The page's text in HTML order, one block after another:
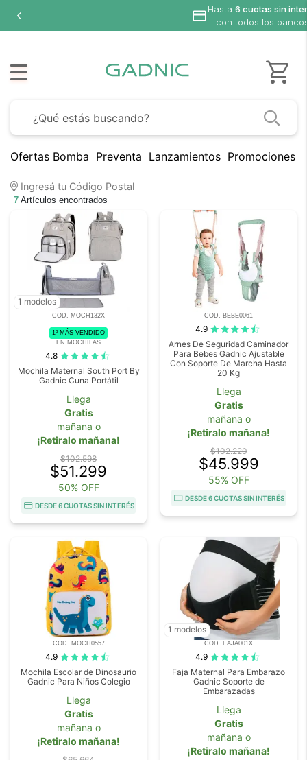
Hasta 6 cuotas sin
con todos los
Ofertas Bomba Preventa Lanzamientos Promociones
Ingresá tu Código Postal
7 Artículos encontrados
1 modelos
COD. MOCH132X
1º MÁS VENDIDO
EN MOCHILAS
4.8
Mochila Maternal South Port By
Gadnic Cuna Portátil
Llega
Gratis
mañana o
¡Retiralo mañana!
$102.598
$51.299
50% OFF
DESDE 6 CUOTAS SIN INTERÉS
COD. BEBE0061
4.9
Arnes De Seguridad Caminador
Para Bebes Gadnic Ajustable
Con Soporte De Marcha Hasta
20 Kg
Llega
Gratis
mañana o
¡Retiralo mañana!
$102.220
$45.999
55% OFF
DESDE 6 CUOTAS SIN INTERÉS
COD. MOCH0557
4.9
Mochila Escolar de Dinosaurio
Gadnic Para Niños Colegio
Llega
Gratis
mañana o
¡Retiralo mañana!
1 modelos
COD. FAJA001X
4.9
Faja Maternal Para Embarazo
Gadnic Soporte de
Embarazadas
Llega
Gratis
mañana o
¡Retiralo mañana!